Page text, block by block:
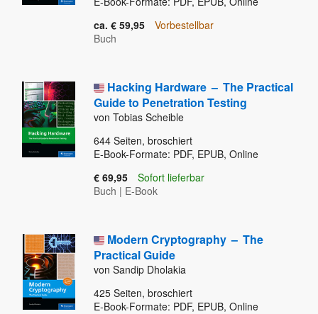
ca. € 59,95
Vorbestellbar
Buch
Hacking Hardware – The Practical
Guide to Penetration Testing
von Tobias Scheible
644 Seiten, broschiert
E-Book-Formate: PDF, EPUB, Online
€ 69,95
Sofort lieferbar
Buch | E-Book
Modern Cryptography – The
Practical Guide
von Sandip Dholakia
425 Seiten, broschiert
E-Book-Formate: PDF, EPUB, Online